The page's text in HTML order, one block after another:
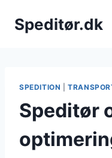
Speditør.dk
SPEDITION |
Speditør